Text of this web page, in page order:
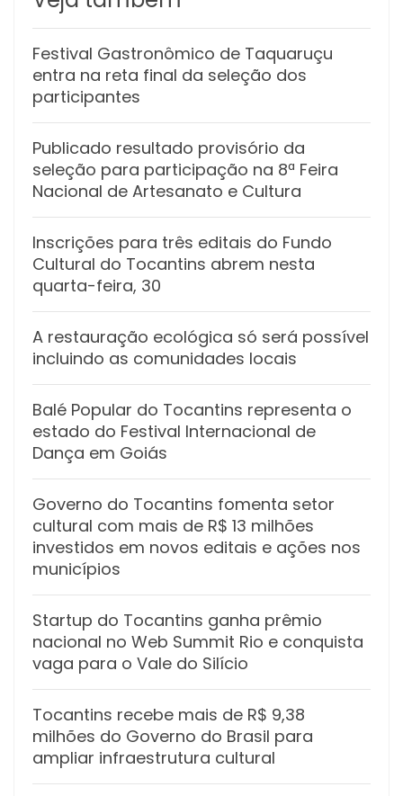
Festival Gastronômico de Taquaruçu
entra na reta final da seleção dos
participantes
Publicado resultado provisório da
seleção para participação na 8ª Feira
Nacional de Artesanato e Cultura
Inscrições para três editais do Fundo
Cultural do Tocantins abrem nesta
quarta-feira, 30
A restauração ecológica só será possível
incluindo as comunidades locais
Balé Popular do Tocantins representa o
estado do Festival Internacional de
Dança em Goiás
Governo do Tocantins fomenta setor
cultural com mais de R$ 13 milhões
investidos em novos editais e ações nos
municípios
Startup do Tocantins ganha prêmio
nacional no Web Summit Rio e conquista
vaga para o Vale do Silício
Tocantins recebe mais de R$ 9,38
milhões do Governo do Brasil para
ampliar infraestrutura cultural